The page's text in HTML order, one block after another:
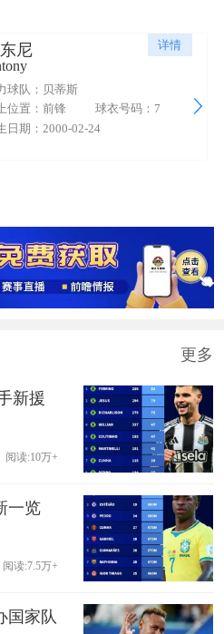
详情
尼
球队：贝蒂斯
位置：前锋
球衣号码：7
日期：2000-02-24
更多
新援
阅读:10万+
一览
阅读:7.5万+
国家队